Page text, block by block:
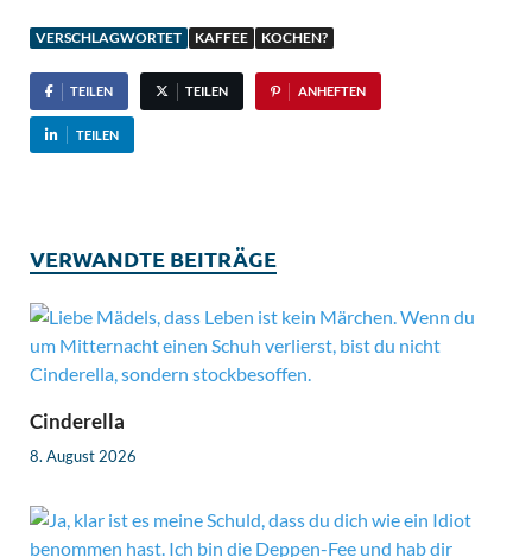
VERSCHLAGWORTET KAFFEE KOCHEN?
TEILEN TEILEN ANHEFTEN
TEILEN
VERWANDTE BEITRÄGE
Cinderella
8. August 2026